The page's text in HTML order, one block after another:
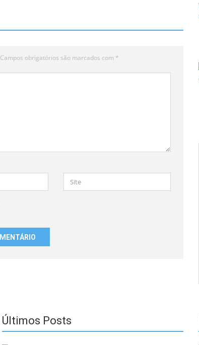
Campos obrigatórios são marcados com *
Últimos Posts